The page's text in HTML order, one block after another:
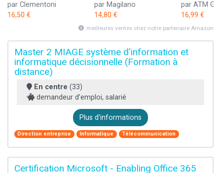
par Clementoni
16,50 €
par Magilano
14,80 €
par ATM
16,99 €
meilleures ventes chez notre partenaire Amazon
Master 2 MIAGE système d'information et
informatique décisionnelle (Formation à
distance)
En centre (33)
demandeur d’emploi, salarié
Plus d'informations
Direction entreprise Informatique Télécommunication
Certification Microsoft - Enabling Office 365